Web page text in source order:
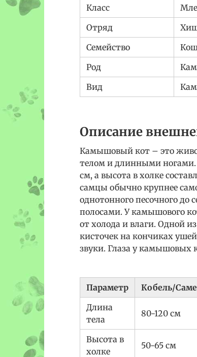
Класс
Отряд
Семейство
Род
Вид
Описание
Камышовый кот – это
телом и длинными ногами.
см, а высота в холке
самцы обычно крупнее
однотонного песочного
полосами. У камышового
от холода и влаги. Одной
кисточек на кончиках
звуки. Глаза у камышовых
Параметр Кобель/
Длина
тела
80-120 см
Высота в
холке
50-65 см